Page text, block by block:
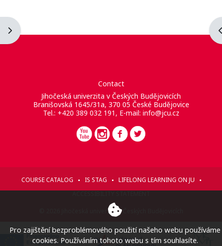
Blockleiste öffnen
Contact
Jihočeská univerzita v Českých Budějovicích
Branišovská 1645/31a, 370 05 České Budějovice
Tel.: +420 389 032 191, E-mail: info@jcu.cz
COURSE CATALOG IS STAG
LIFELONG LEARNING ON JU
© 2026 Jihočeská univerzita v Českých Budějovicích
Pro zajištění bezproblémového použití našeho webu používáme
cookies. Používáním tohoto webu s tím souhlasíte.